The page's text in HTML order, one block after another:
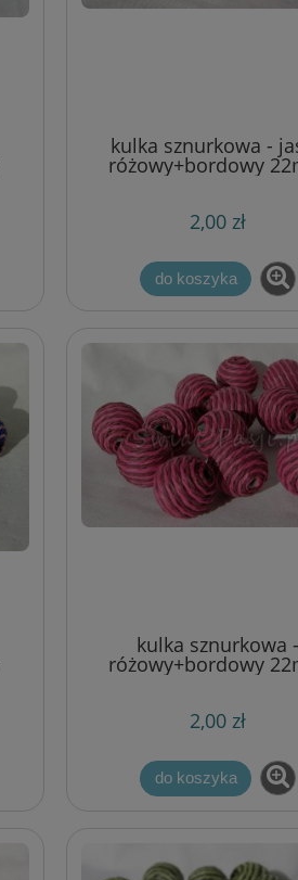
kulka sznurkowa -
różowy+bordowy
2,00 zł
do koszyka
kulka sznurkowa -
różowy+bordowy
2,00 zł
do koszyka